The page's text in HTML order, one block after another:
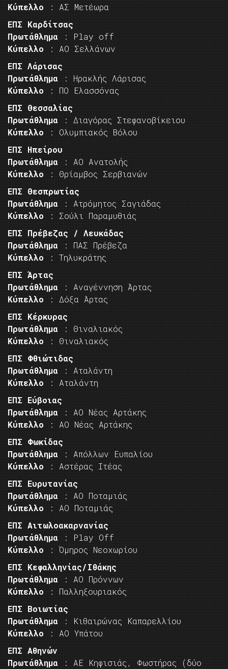
Κύπελλο : ΑΣ Μετέωρα
ΕΠΣ Καρδίτσας
Πρωτάθλημα : Play off
Κύπελλο : ΑΟ Σελλάνων
ΕΠΣ Λάρισας
Πρωτάθλημα : Ηρακλής Λάρισας
Κύπελλο : ΠΟ Ελασσόνας
ΕΠΣ Θεσσαλίας
Πρωτάθλημα : Διαγόρας Στεφανοβίκειου
Κύπελλο : Ολυμπιακός Βόλου
ΕΠΣ Ηπείρου
Πρωτάθλημα : ΑΟ Ανατολής
Κύπελλο : Θρίαμβος Σερβιανών
ΕΠΣ Θεσπρωτίας
Πρωτάθλημα : Ατρόμητος Σαγιάδας
Κύπελλο : Σούλι Παραμυθιάς
ΕΠΣ Πρέβεζας / Λευκάδας
Πρωτάθλημα : ΠΑΣ Πρέβεζα
Κύπελλο : Τηλυκράτης
ΕΠΣ Άρτας
Πρωτάθλημα : Αναγέννηση Άρτας
Κύπελλο : Δόξα Άρτας
ΕΠΣ Κέρκυρας
Πρωτάθλημα : Θιναλιακός
Κύπελλο : Θιναλιακός
ΕΠΣ Φθιώτιδας
Πρωτάθλημα : Αταλάντη
Κύπελλο : Αταλάντη
ΕΠΣ Εύβοιας
Πρωτάθλημα : ΑΟ Νέας Αρτάκης
Κύπελλο : ΑΟ Νέας Αρτάκης
ΕΠΣ Φωκίδας
Πρωτάθλημα : Απόλλων Ευπαλίου
Κύπελλο : Αστέρας Ιτέας
ΕΠΣ Ευρυτανίας
Πρωτάθλημα : ΑΟ Ποταμιάς
Κύπελλο : ΑΟ Ποταμιάς
ΕΠΣ Αιτωλοακαρνανίας
Πρωτάθλημα : Play Off
Κύπελλο : Όμηρος Νεοχωρίου
ΕΠΣ Κεφαλληνίας/Ιθάκης
Πρωτάθλημα : ΑΟ Πρόννων
Κύπελλο : Παλληξουριακός
ΕΠΣ Βοιωτίας
Πρωτάθλημα : Κιθαιρώνας Καπαρελλίου
Κύπελλο : ΑΟ Υπάτου
ΕΠΣ Αθηνών
Πρωτάθλημα : ΑΕ Κηφισιάς, Φωστήρας (δύο